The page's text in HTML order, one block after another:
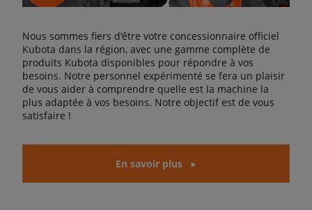
Nous sommes fiers d'être votre concessionnaire officiel
Kubota dans la région, avec une gamme complète de
produits Kubota disponibles pour répondre à vos
besoins. Notre personnel expérimenté se fera un plaisir
de vous aider à comprendre quelle est la machine la
plus adaptée à vos besoins. Notre objectif est de vous
satisfaire !
En savoir plus